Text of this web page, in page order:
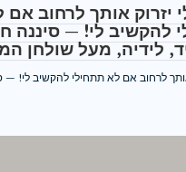
להקשיב לי! — סיננה
לידיה, מעל שולחן